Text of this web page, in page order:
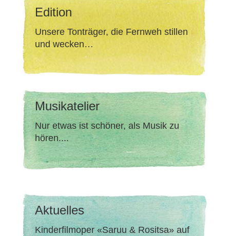
Edition
Unsere Tonträger, die Fernweh stillen
und wecken…
Musikatelier
Nur etwas ist schöner, als Musik zu
hören....
Aktuelles
Kinderfilmoper «Saruu & Rositsa» auf